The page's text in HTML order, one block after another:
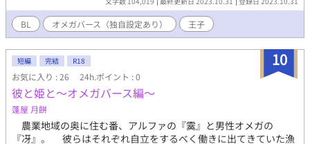
う事以外、この兄弟は特段能力も 出てこないので（イチャイチャ
させたり、いがみ合う要素が強いので） 一応は、それぞれの県を
担当して守護繁栄をしてたりもします。 この２人は、未遂っぽく
見えるだけです。 光はわりと肝が据わってるのですが…大地が、
と言った雰囲気が。 好きな２人なので、また書きたいです(#^.^#)
※一応のイメージを貼りつけてありますが 小説は想像の産物です
ので、各自お楽しみいただければと思います。
決定される。国王の決定には逆らえず母をリーベントに残しロイ
は出国する。 一方アドレア国では、第一王子ディモンがロイを
自分のオメガだと認識したためにロイをアドレアに呼んでいた。
現在強国のアドレアは、百年前は貧困の国だった。当時の国王が
神に救いを求め、卓越した能力を持つアルファを神から授かるこ
とで急激な発展を実現した国。神の力を持つアルファには獣の発
情期と呼ばれる一定の期間がある。その間は、自分の番のオメガ
と過ごすことで癒される。アルファやオメガの存在は国外には出
せない秘密事項。ロイに全てを打ち明けられないまま、ディモン
（ディー）とロイは運命に惹かれるように恋仲になっていく。
ロイがアドレアに来て二年が過ぎた。ロイは得意の洋菓子でお金
BL オメガバース（独自設定あり） 王子
10
短編 完結 R18
お気に入り : 26 24h.ポイント : 0
彼と姫と〜オメガバース編〜
蓬屋 月餅
農業地域の奥に住む番、アルファの『霙』と男性オメガの
『冴』。 彼らはそれぞれ自立をするべく働きに出てきていた漁